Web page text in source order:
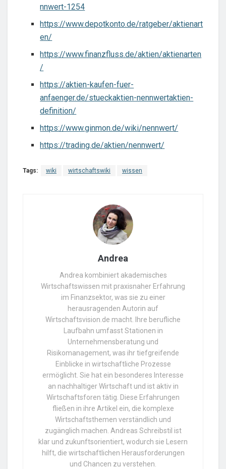
nnwert-1254
https://www.depotkonto.de/ratgeber/aktienart
en/
https://www.finanzfluss.de/aktien/aktienarten
/
https://aktien-kaufen-fuer-
anfaenger.de/stueckaktien-nennwertaktien-
definition/
https://www.ginmon.de/wiki/nennwert/
https://trading.de/aktien/nennwert/
Tags: wiki wirtschaftswiki wissen
Andrea
Andrea kombiniert akademisches
Wirtschaftswissen mit praxisnaher Erfahrung
im Finanzsektor, was sie zu einer
herausragenden Autorin auf
Wirtschaftsvision.de macht. Ihre berufliche
Laufbahn umfasst Stationen in
Unternehmensberatung und
Risikomanagement, was ihr tiefgreifende
Einblicke in wirtschaftliche Prozesse
ermöglicht. Sie hat ein besonderes Interesse
an nachhaltiger Wirtschaft und ist aktiv in
Wirtschaftsforen tätig. Diese Erfahrungen
fließen in ihre Artikel ein, die komplexe
Wirtschaftsthemen verständlich und
zugänglich machen. Andreas Schreibstil ist
klar und zukunftsorientiert, wodurch sie Lesern
hilft, die wirtschaftlichen Herausforderungen
und Chancen zu verstehen.